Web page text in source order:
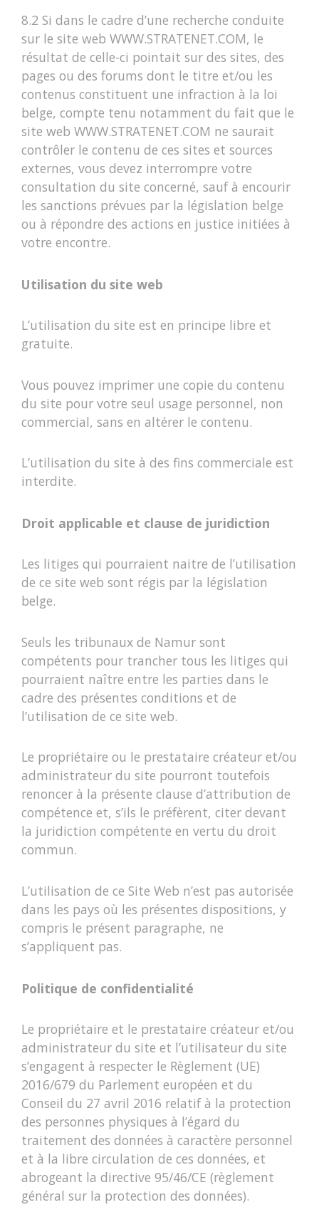
8.2 Si dans le cadre d’une recherche conduite
sur le site web WWW.STRATENET.COM, le
résultat de celle-ci pointait sur des sites, des
pages ou des forums dont le titre et/ou les
contenus constituent une infraction à la loi
belge, compte tenu notamment du fait que le
site web WWW.STRATENET.COM ne saurait
contrôler le contenu de ces sites et sources
externes, vous devez interrompre votre
consultation du site concerné, sauf à encourir
les sanctions prévues par la législation belge
ou à répondre des actions en justice initiées à
votre encontre.
Utilisation du site web
L’utilisation du site est en principe libre et
gratuite.
Vous pouvez imprimer une copie du contenu
du site pour votre seul usage personnel, non
commercial, sans en altérer le contenu.
L’utilisation du site à des fins commerciale est
interdite.
Droit applicable et clause de juridiction
Les litiges qui pourraient naitre de l’utilisation
de ce site web sont régis par la législation
belge.
Seuls les tribunaux de Namur sont
compétents pour trancher tous les litiges qui
pourraient naître entre les parties dans le
cadre des présentes conditions et de
l’utilisation de ce site web.
Le propriétaire ou le prestataire créateur et/ou
administrateur du site pourront toutefois
renoncer à la présente clause d’attribution de
compétence et, s’ils le préfèrent, citer devant
la juridiction compétente en vertu du droit
commun.
L’utilisation de ce Site Web n’est pas autorisée
dans les pays où les présentes dispositions, y
compris le présent paragraphe, ne
s’appliquent pas.
Politique de confidentialité
Le propriétaire et le prestataire créateur et/ou
administrateur du site et l’utilisateur du site
s’engagent à respecter le Règlement (UE)
2016/679 du Parlement européen et du
Conseil du 27 avril 2016 relatif à la protection
des personnes physiques à l’égard du
traitement des données à caractère personnel
et à la libre circulation de ces données, et
abrogeant la directive 95/46/CE (règlement
général sur la protection des données).